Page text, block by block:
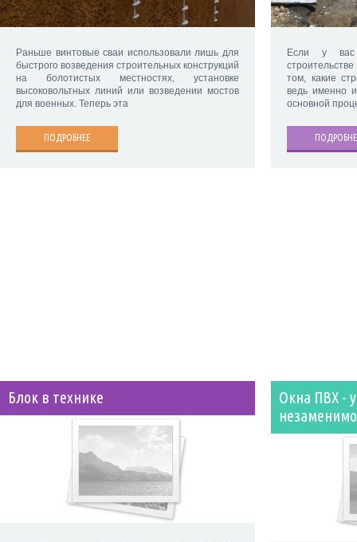
Раньше винтовые сваи использовали лишь для
быстрого возведения строительных конструкций
на болотистых местностях, установке
высоковольтных линий или возведении мостов
для военных. Теперь эта
ПОДРОБНЕЕ
Если у вас
том, какие
ведь именно
основной
Блок в технике
Окна ПВХ -